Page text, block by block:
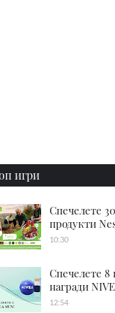
игри
Спечелете
продукти
10:30
Спечелете 8
награди
12:54